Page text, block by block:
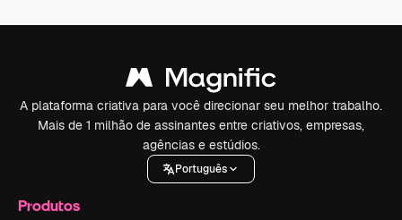
A plataforma criativa para você direcionar seu melhor trabalho.
Mais de 1 milhão de assinantes entre criativos, empresas,
agências e estúdios.
Português
Produtos